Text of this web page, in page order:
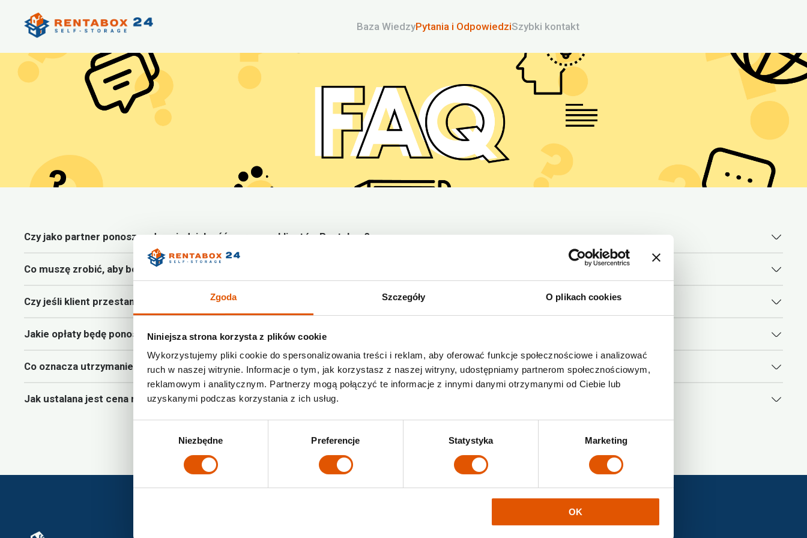
Zgoda Szczegóły O plikach cookies
Niniejsza strona korzysta z plików cookie
Wykorzystujemy pliki cookie do spersonalizowania treści i reklam, aby oferować funkcje społecznościowe i analizować
ruch w naszej witrynie. Informacje o tym, jak korzystasz z naszej witryny, udostępniamy partnerom społecznościowym,
reklamowym i analitycznym. Partnerzy mogą połączyć te informacje z innymi danymi otrzymanymi od Ciebie lub
uzyskanymi podczas korzystania z ich usług.
Niezbędne Preferencje Statystyka Marketing
OK
Baza WiedzyPytania i OdpowiedziSzybki kontakt
Czy jako partner ponoszę odpowiedzialność za rzeczy klientów Rentabox?
Co muszę zrobić, aby boksy w moim oddziale zostały wynajęte?
Czy jeśli klient przestanie płacić, jego rzeczy pozostaną w magazynie?
Jakie opłaty będę ponosił jako franczyzobiorca?
Co oznacza utrzymanie lokalu według standardów?
Jak ustalana jest cena najmu boksów w moim regionie?